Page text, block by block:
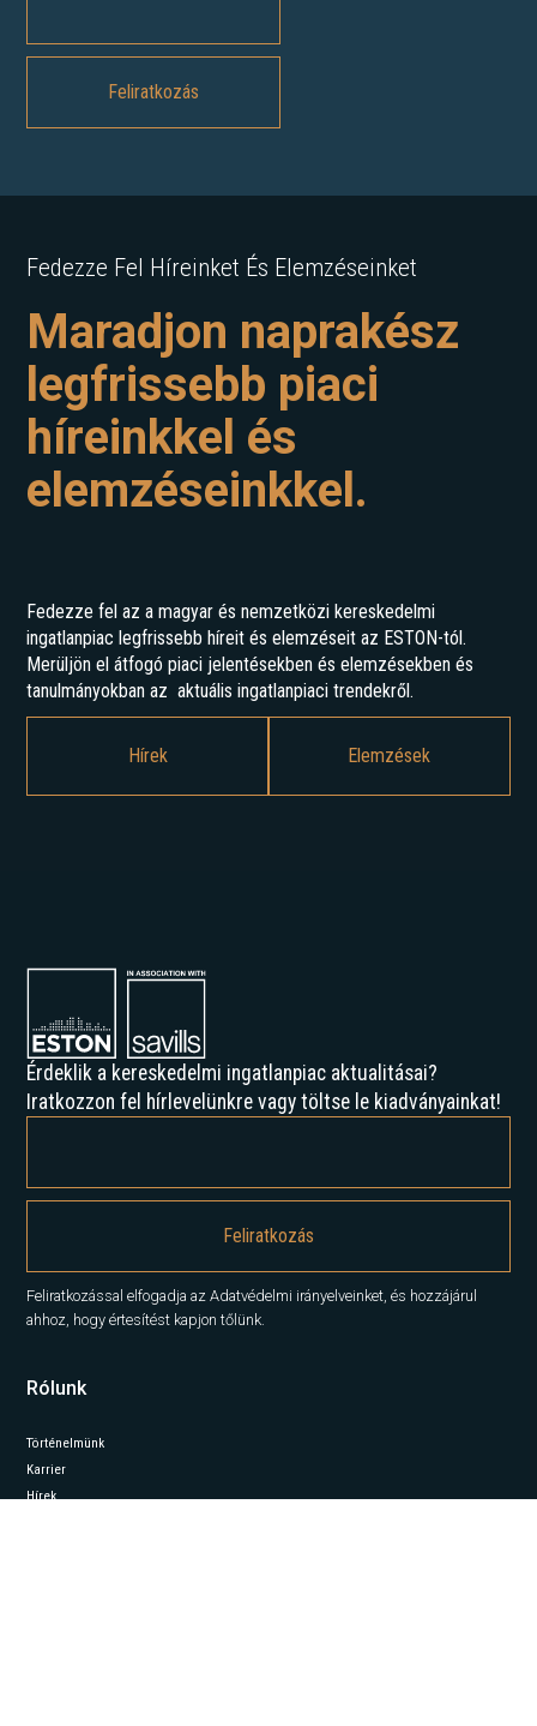
Fedezze Fel Híreinket És Elemzéseinket
Maradjon naprakész
legfrissebb piaci
híreinkkel és
elemzéseinkkel.
Fedezze fel az a magyar és nemzetközi kereskedelmi
ingatlanpiac legfrissebb híreit és elemzéseit az ESTON-tól.
Merüljön el átfogó piaci jelentésekben és elemzésekben és
tanulmányokban az aktuális ingatlanpiaci trendekről.
Hírek Elemzések
Érdeklik a kereskedelmi ingatlanpiac aktualitásai?
Iratkozzon fel hírlevelünkre vagy töltse le kiadványainkat!
Feliratkozással elfogadja az Adatvédelmi irányelveinket, és hozzájárul
ahhoz, hogy értesítést kapjon tőlünk.
Rólunk
Történelmünk
Karrier
Hírek